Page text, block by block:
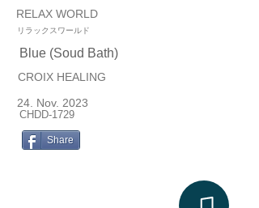
RELAX WORLD
リラックスワールド
Blue (Soud Bath)
CROIX HEALING
24. Nov. 2023
CHDD-1729
Share